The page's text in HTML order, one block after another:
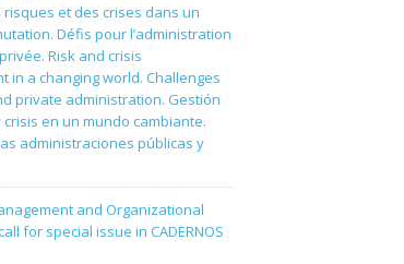
risques et des crises dans un
Défis pour l’administration
Risk and crisis
in a changing world. Challenges
private administration. Gestión
crisis en un mundo cambiante.
administraciones públicas y
and Organizational
for special issue in CADERNOS